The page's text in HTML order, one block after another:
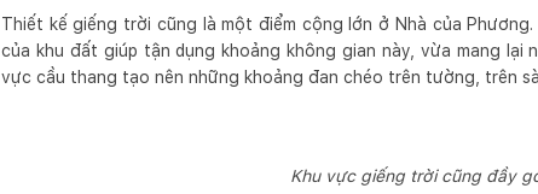
Thiết kế giếng trời cũng là một điểm cộng lớn ở Nhà của
của khu đất giúp tận dụng khoảng không gian này, vừa mang lại
vực cầu thang tạo nên những khoảng đan chéo trên tường, trên
Khu vực giếng trời cũng đầy